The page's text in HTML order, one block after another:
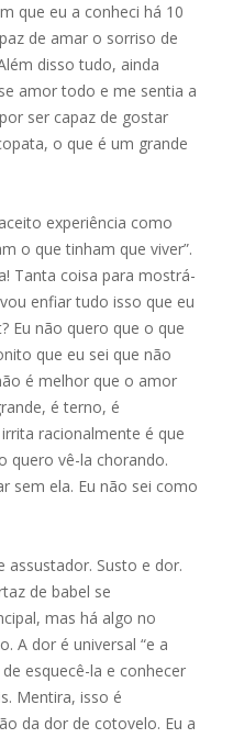
que eu a conheci há 10
de amar o sorriso de
disso tudo, ainda
amor todo e me sentia a
ser capaz de gostar
o que é um grande
experiência como
o que tinham que viver”.
Tanta coisa para mostrá-
enfiar tudo isso que eu
Eu não quero que o que
que eu sei que não
é melhor que o amor
é terno, é
racionalmente é que
quero vê-la chorando.
sem ela. Eu não sei como
assustador. Susto e dor.
de babel se
mas há algo no
A dor é universal “e a
esquecê-la e conhecer
Mentira, isso é
da dor de cotovelo. Eu a